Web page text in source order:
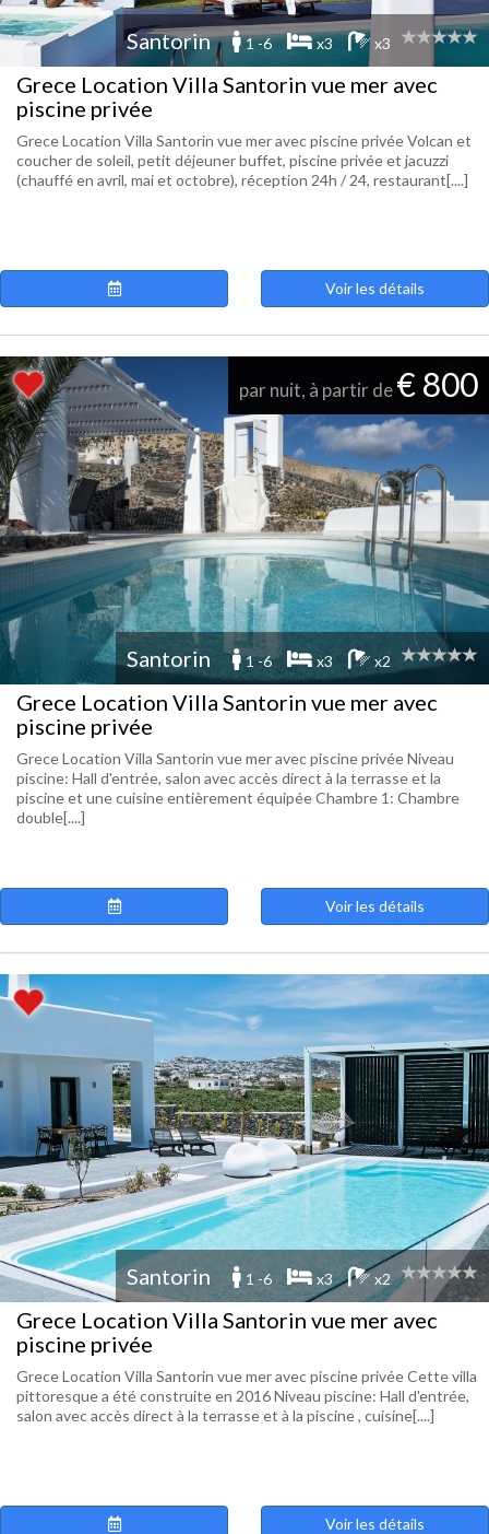
Santorin 1 -6 x3 x3
Grece Location Villa Santorin vue mer avec
piscine privée
Grece Location Villa Santorin vue mer avec piscine privée Volcan et
coucher de soleil, petit déjeuner buffet, piscine privée et jacuzzi
(chauffé en avril, mai et octobre), réception 24h / 24, restaurant[....]
Voir les détails
par nuit, à partir de€ 800
Santorin 1 -6 x3 x2
Grece Location Villa Santorin vue mer avec
piscine privée
Grece Location Villa Santorin vue mer avec piscine privée Niveau
piscine: Hall d'entrée, salon avec accès direct à la terrasse et la
piscine et une cuisine entièrement équipée Chambre 1: Chambre
double[....]
Voir les détails
Santorin 1 -6 x3 x2
Grece Location Villa Santorin vue mer avec
piscine privée
Grece Location Villa Santorin vue mer avec piscine privée Cette villa
pittoresque a été construite en 2016 Niveau piscine: Hall d'entrée,
salon avec accès direct à la terrasse et à la piscine , cuisine[....]
Voir les détails